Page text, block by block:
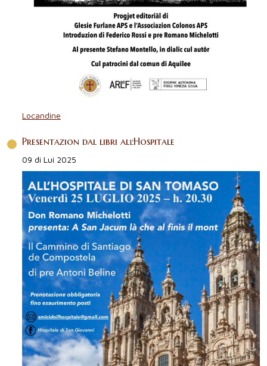
Locandine
Presentazion dal libri alľHospitale
09 di Lui 2025